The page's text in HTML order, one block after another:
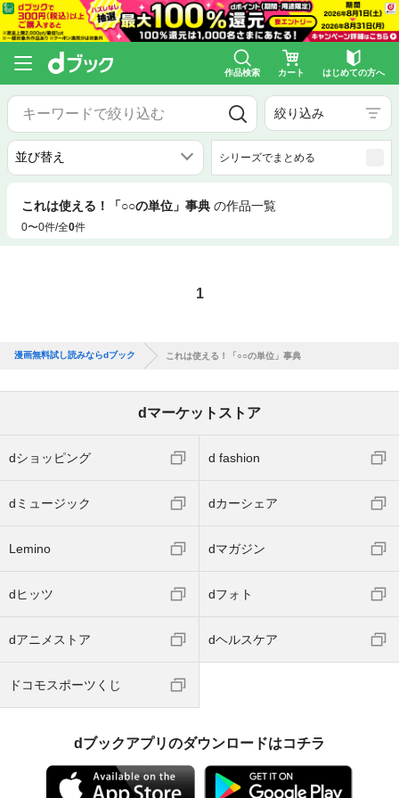
作品検索 カート はじめての方へ
絞り込み
シリーズでまとめる
これは使える！「○○の単位」事典 の作品一覧
0〜0件/全0件
1
漫画無料試し読みならdブック これは使える！「○○の単位」事典
dマーケットストア
dショッピング d fashion
dミュージック dカーシェア
Lemino dマガジン
dヒッツ dフォト
dアニメストア dヘルスケア
ドコモスポーツくじ
dブックアプリのダウンロードはコチラ